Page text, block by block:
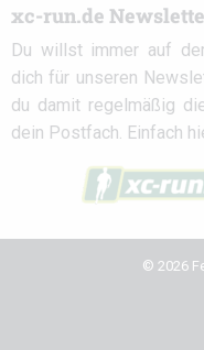
xc-run.de
Du willst immer auf
dich für unseren
du damit regelmäßig
dein Postfach. Einfach
© 2026